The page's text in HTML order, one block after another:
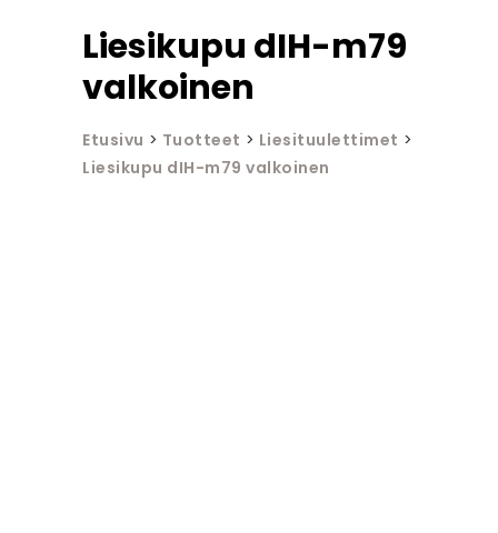
Liesikupu dIH-m79
valkoinen
Etusivu > Tuotteet > Liesituulettimet >
Liesikupu dIH-m79 valkoinen